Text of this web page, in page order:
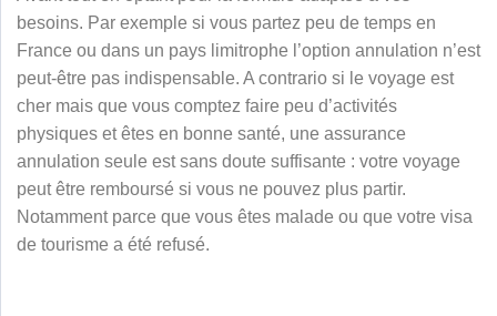
besoins. Par exemple si vous partez peu de temps en
France ou dans un pays limitrophe l’option annulation n’est
peut-être pas indispensable. A contrario si le voyage est
cher mais que vous comptez faire peu d’activités
physiques et êtes en bonne santé, une assurance
annulation seule est sans doute suffisante : votre voyage
peut être remboursé si vous ne pouvez plus partir.
Notamment parce que vous êtes malade ou que votre visa
de tourisme a été refusé.